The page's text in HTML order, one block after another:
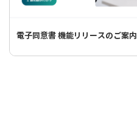
電子同意書 機能リリースのご案内